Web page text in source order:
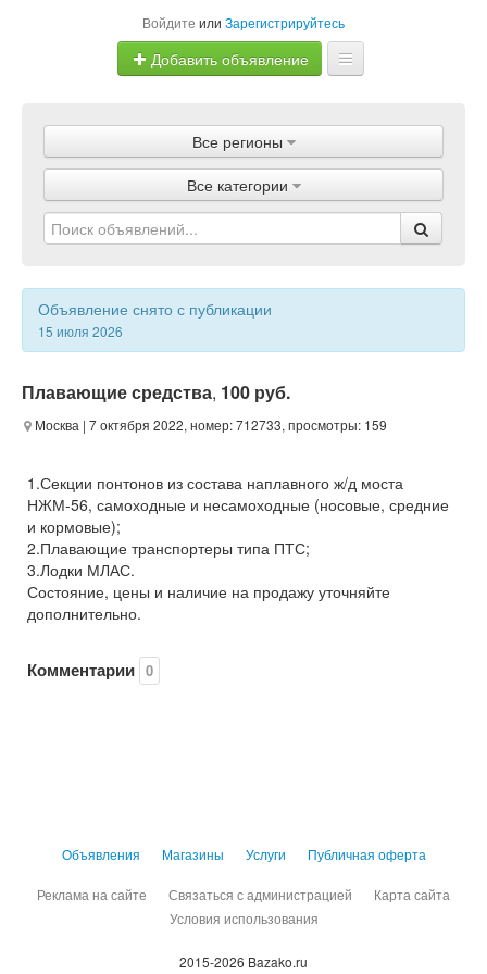
Войдите или Зарегистрируйтесь
Добавить объявление
Объявления
Магазины
Услуги
Статьи
Все регионы
Все категории
Объявление снято с публикации
15 июля 2026
Плавающие средства, 100 руб.
Москва | 7 октября 2022, номер: 712733, просмотры: 159
1.Секции понтонов из состава наплавного ж/д моста
НЖМ-56, самоходные и несамоходные (носовые, средние
и кормовые);
2.Плавающие транспортеры типа ПТС;
3.Лодки МЛАС.
Состояние, цены и наличие на продажу уточняйте
дополнительно.
Комментарии 0
Объявления Магазины Услуги Публичная оферта
Реклама на сайте Связаться с администрацией
Карта сайта
Условия использования
2015-2026 Bazako.ru